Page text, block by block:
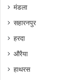
मंडला
सहारनपुर
हरदा
औरैया
हाथरस